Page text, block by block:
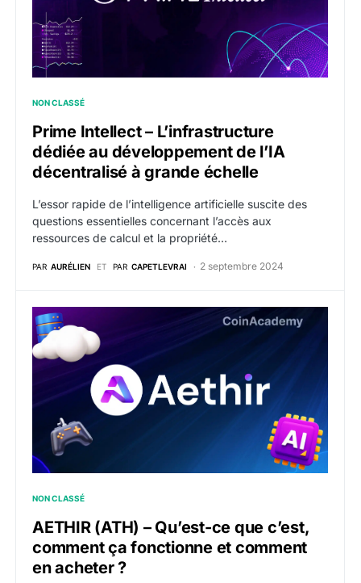
NON CLASSÉ
Prime Intellect – L’infrastructure
dédiée au développement de l’IA
décentralisé à grande échelle
L’essor rapide de l’intelligence artificielle suscite des
questions essentielles concernant l’accès aux
ressources de calcul et la propriété…
PAR AURÉLIEN ET PAR CAPETLEVRAI 2 septembre 2024
AETHIR (ATH) – Qu’est-ce que c’est, comment ça
NON CLASSÉ
AETHIR (ATH) – Qu’est-ce que c’est,
comment ça fonctionne et comment
en acheter ?